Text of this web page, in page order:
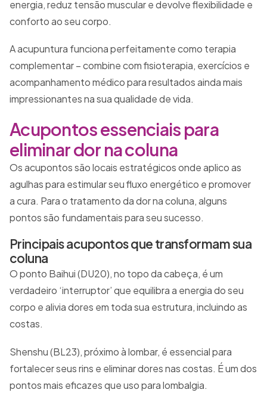
energia, reduz tensão muscular e devolve flexibilidade e
conforto ao seu corpo.
A acupuntura funciona perfeitamente como terapia
complementar – combine com fisioterapia, exercícios e
acompanhamento médico para resultados ainda mais
impressionantes na sua qualidade de vida.
Acupontos essenciais para
eliminar dor na coluna
Os acupontos são locais estratégicos onde aplico as
agulhas para estimular seu fluxo energético e promover
a cura. Para o tratamento da dor na coluna, alguns
pontos são fundamentais para seu sucesso.
Principais acupontos que transformam sua
coluna
O ponto Baihui (DU20), no topo da cabeça, é um
verdadeiro ‘interruptor’ que equilibra a energia do seu
corpo e alivia dores em toda sua estrutura, incluindo as
costas.
Shenshu (BL23), próximo à lombar, é essencial para
fortalecer seus rins e eliminar dores nas costas. É um dos
pontos mais eficazes que uso para lombalgia.